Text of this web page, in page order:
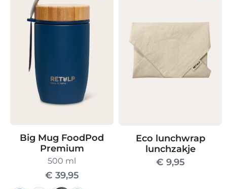
Big Mug FoodPod
Premium
500 ml
€ 39,95
Eco lunchwrap
lunchzakje
€ 9,95